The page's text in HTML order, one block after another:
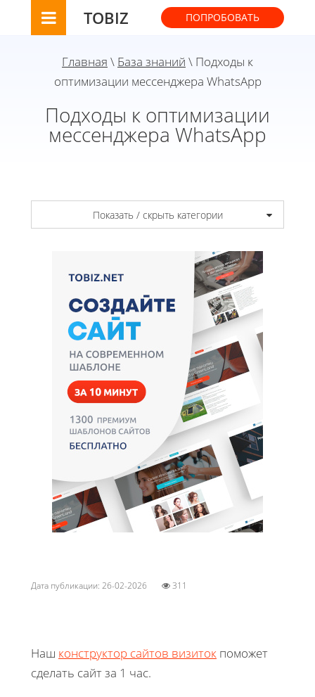
TOBIZ ПОПРОБОВАТЬ
Главная \ База знаний \ Подходы к
оптимизации мессенджера WhatsApp
Подходы к оптимизации
мессенджера WhatsApp
Показать / скрыть категории
Дата публикации: 26-02-2026 311
Наш конструктор сайтов визиток поможет
сделать сайт за 1 час.